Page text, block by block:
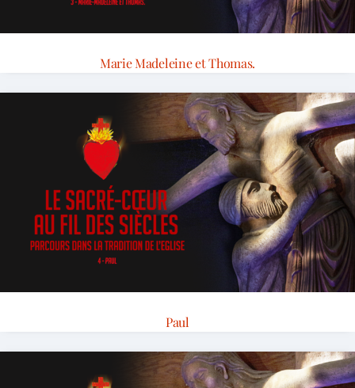
Marie Madeleine et Thomas.
Paul